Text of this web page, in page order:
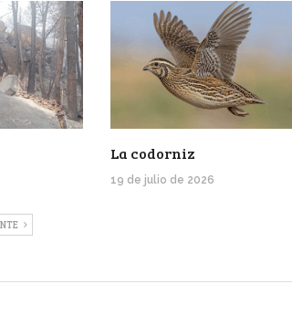
La codorniz
19 de julio de 2026